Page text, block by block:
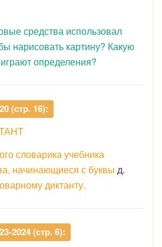
средства использовал
нарисовать картину? Какую
определения?
(стр. 16):
словарика учебника
начинающиеся с буквы д.
диктанту.
2024 (стр. 6):